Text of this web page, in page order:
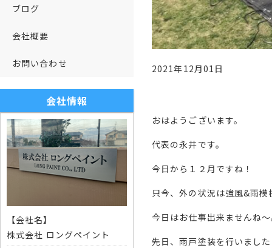
2021年12月01日
おはようございます。
代表の永井です。
今日から１２月ですね！
只今、外の状況は強風&雨模
今日はお仕事出来ませんね
先日、雨戸塗装を行いまし
ブログ
会社概要
お問い合わせ
会社情報
【会社名】
株式会社 ロングペイント